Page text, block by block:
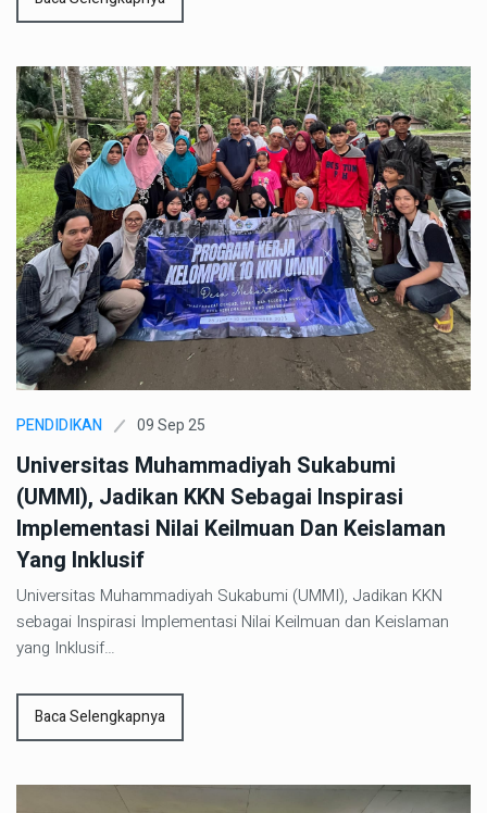
PENDIDIKAN 09 Sep 25
Universitas Muhammadiyah Sukabumi
(UMMI), Jadikan KKN Sebagai Inspirasi
Implementasi Nilai Keilmuan Dan Keislaman
Yang Inklusif
Universitas Muhammadiyah Sukabumi (UMMI), Jadikan KKN
sebagai Inspirasi Implementasi Nilai Keilmuan dan Keislaman
yang Inklusif…
Baca Selengkapnya